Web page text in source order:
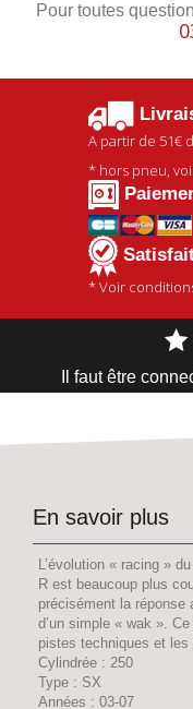
Pour toutes
A partir de 51€
* hors pneu,
* Voir
Il faut être
En savoir plus
L’évolution « racing »
R est beaucoup plus
précisément la réponse
d’un simple « wak ».
pistes techniques et
Cylindrée : 250
Type : SX
Années : 03-07